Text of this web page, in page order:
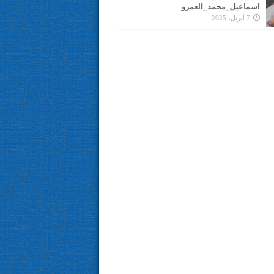
اسماعيل_محمد_العمرو
7 أبريل، 2025